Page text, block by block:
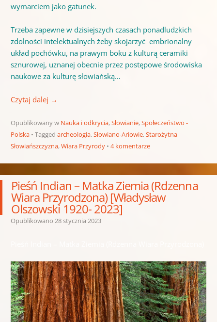
wymarciem jako gatunek.
Trzeba zapewne w dzisiejszych czasach ponadludzkich
zdolności intelektualnych żeby skojarzyć embrionalny
układ pochówku, na prawym boku z kulturą ceramiki
sznurowej, uznanej obecnie przez postępowe środowiska
naukowe za kulturę słowiańską…
Czytaj dalej →
Opublikowany w Nauka i odkrycia,Słowianie,Społeczeństwo -
Polska
Tagged archeologia,Słowiano-Ariowie,Starożytna
Słowiańszczyzna,Wiara Przyrody 4 komentarze
Pieśń Indian – Matka Ziemia (Rdzenna
Wiara Przyrodzona) [Władysław
Olszowski 1920- 2023]
Opublikowano 28 stycznia 2023